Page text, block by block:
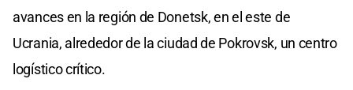
avances en la región de Donetsk, en el este de
Ucrania, alrededor de la ciudad de Pokrovsk, un centro
logístico crítico.